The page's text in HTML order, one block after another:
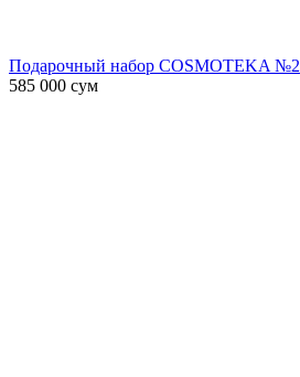
Подарочный набор COSMOTEKA №2
585 000 сум